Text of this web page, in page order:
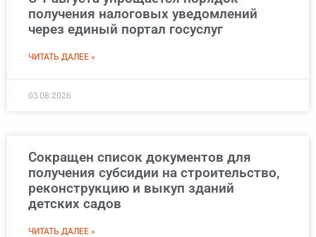
получения налоговых уведомлений
через единый портал госуслуг
ЧИТАТЬ ДАЛЕЕ »
03.08.2026
Сокращен список документов для
получения субсидии на строительство,
реконструкцию и выкуп зданий
детских садов
ЧИТАТЬ ДАЛЕЕ »